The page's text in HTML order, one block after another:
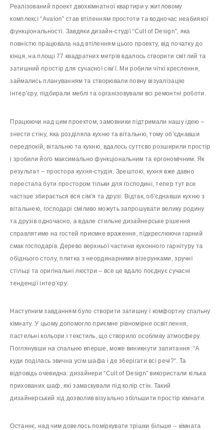
Реалізований проект двохкімнатної квартири у житловому
комплексі “Avalon” став втіленням простоти та водночас неабиякої
функціональності. Завдяки дизайн-студії “Cult of Design”, яка
повністю працювала над втіленням цього проекту, від початку до
кінця, на площі 77 квадратних метрів вдалось створити світлий та
затишний простір для сучасної сім’ї. Ми робили чіткі креслення,
займались плануванням та створювали повну візуалізацію
інтер’єру, підбирали меблі та організовували всі ремонтні роботи.
Працюючи над цим проектом, замовники підтримали нашу ідею –
знести стіну, яка розділяла кухню та вітальню, тому об’єднавши
передпокій, вітальню та кухню, вдалось суттєво розширили простір
і зробили його максимально функціональним та ергономічним. Як
результат – простора кухня-студія. Зрештою, кухня вже давно
перестала бути простором тільки для господині, тепер тут все
частіше збирається вся сім’я та друзі. Відтак, об’єднавши кухню з
вітальнею, господарі сміливо можуть запрошувати велику родину
та друзів одночасно, а вдале стильне дизайнерське рішення
справлятиме на гостей приємне враження, підкреслюючи гарний
смак господарів. Дерево верхньої частини кухонного гарнітуру та
обіднього столу, плитка з неординарними візерунками, зручні
стільці та оригінальні люстри – все це вдало поєднує сучасні
тенденції інтер’єру.
Наступним завданням було створити затишну і комфортну спальну
кімнату. У цьому допомогло приємне рівномірне освітлення,
пастельні кольори і текстиль, що створило особливу атмосферу.
Поглянувши на спальню вперше, може виникнути запитання: “А
куди поділась звична усім шафа і де зберігати всі речі?”. Та
відповідь очевидна: дизайнери “Cult of Design” використали кілька
прихованих шаф, які замаскували під колір стін. Такий
дизайнерський хід дозволив візуально збільшити простір кімнати.
Останнє, над чим довелось поміркувати трішки більше – кімната